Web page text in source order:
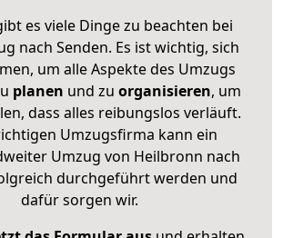
es viele Dinge zu beachten bei
nach Senden. Es ist wichtig, sich
um alle Aspekte des Umzugs
planen und zu organisieren, um
dass alles reibungslos verläuft.
Umzugsfirma kann ein
Umzug von Heilbronn nach
durchgeführt werden und
dafür sorgen wir.